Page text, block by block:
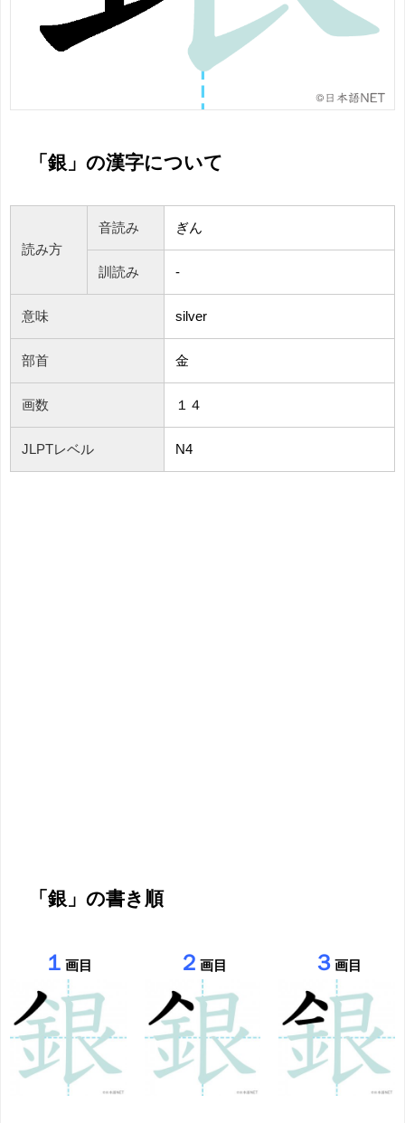
「銀」の漢字について
読み方
音読み ぎん
訓読み -
意味 silver
部首 金
画数 １４
JLPTレベル N4
「銀」の書き順
１画目 ２ 画目 ３ 画目